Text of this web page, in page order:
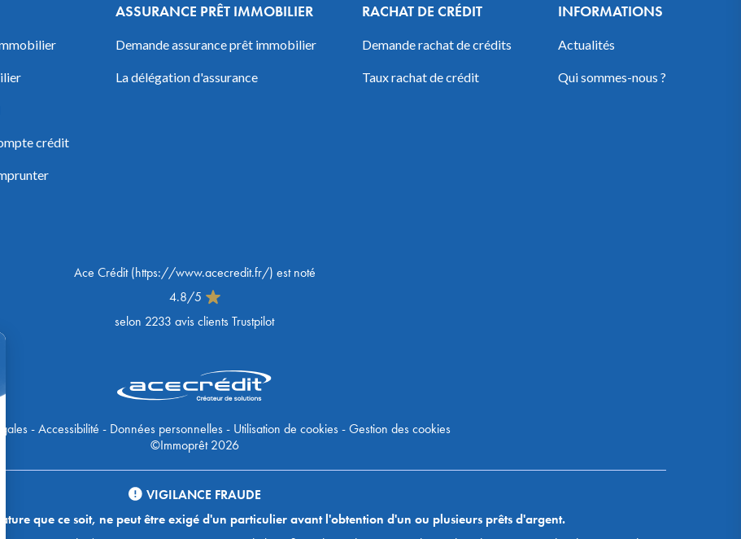
crédit
ASSURANCE PRÊT IMMOBILIER
Demande assurance prêt immobilier
La délégation d'assurance
RACHAT DE CRÉDIT
Demande rachat de crédits
Taux rachat de crédit
INFORMATIONS
Actualités
Qui sommes-nous ?
Ace Crédit(https://www.acecredit.fr/) est noté
4.8/5
selon 2233 avis clients Trustpilot
-Accessibilité - Données personnelles- Utilisation de cookies-Gestion des cookies
©Immoprêt 2026
VIGILANCE FRAUDE
que ce soit, ne peut être exigé d'un particulier avant l'obtention d'un ou plusieurs prêts d'argent.